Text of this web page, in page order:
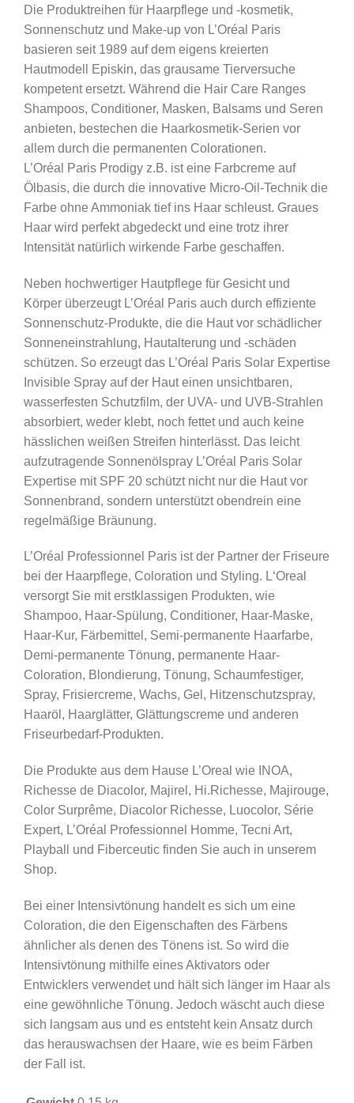
Die Produktreihen für Haarpflege und -kosmetik,
Sonnenschutz und Make-up von L’Oréal Paris
basieren seit 1989 auf dem eigens kreierten
Hautmodell Episkin, das grausame Tierversuche
kompetent ersetzt. Während die Hair Care Ranges
Shampoos, Conditioner, Masken, Balsams und Seren
anbieten, bestechen die Haarkosmetik-Serien vor
allem durch die permanenten Colorationen.
L’Oréal Paris Prodigy z.B. ist eine Farbcreme auf
Ölbasis, die durch die innovative Micro-Oil-Technik die
Farbe ohne Ammoniak tief ins Haar schleust. Graues
Haar wird perfekt abgedeckt und eine trotz ihrer
Intensität natürlich wirkende Farbe geschaffen.
Neben hochwertiger Hautpflege für Gesicht und
Körper überzeugt L’Oréal Paris auch durch effiziente
Sonnenschutz-Produkte, die die Haut vor schädlicher
Sonneneinstrahlung, Hautalterung und -schäden
schützen. So erzeugt das L’Oréal Paris Solar Expertise
Invisible Spray auf der Haut einen unsichtbaren,
wasserfesten Schutzfilm, der UVA- und UVB-Strahlen
absorbiert, weder klebt, noch fettet und auch keine
hässlichen weißen Streifen hinterlässt. Das leicht
aufzutragende Sonnenölspray L’Oréal Paris Solar
Expertise mit SPF 20 schützt nicht nur die Haut vor
Sonnenbrand, sondern unterstützt obendrein eine
regelmäßige Bräunung.
L’Oréal Professionnel Paris ist der Partner der Friseure
bei der Haarpflege, Coloration und Styling. L‘Oreal
versorgt Sie mit erstklassigen Produkten, wie
Shampoo, Haar-Spülung, Conditioner, Haar-Maske,
Haar-Kur, Färbemittel, Semi-permanente Haarfarbe,
Demi-permanente Tönung, permanente Haar-
Coloration, Blondierung, Tönung, Schaumfestiger,
Spray, Frisiercreme, Wachs, Gel, Hitzenschutzspray,
Haaröl, Haarglätter, Glättungscreme und anderen
Friseurbedarf-Produkten.
Die Produkte aus dem Hause L’Oreal wie INOA,
Richesse de Diacolor, Majirel, Hi.Richesse, Majirouge,
Color Surprême, Diacolor Richesse, Luocolor, Série
Expert, L’Oréal Professionnel Homme, Tecni Art,
Playball und Fiberceutic finden Sie auch in unserem
Shop.
Bei einer Intensivtönung handelt es sich um eine
Coloration, die den Eigenschaften des Färbens
ähnlicher als denen des Tönens ist. So wird die
Intensivtönung mithilfe eines Aktivators oder
Entwicklers verwendet und hält sich länger im Haar als
eine gewöhnliche Tönung. Jedoch wäscht auch diese
sich langsam aus und es entsteht kein Ansatz durch
das herauswachsen der Haare, wie es beim Färben
der Fall ist.